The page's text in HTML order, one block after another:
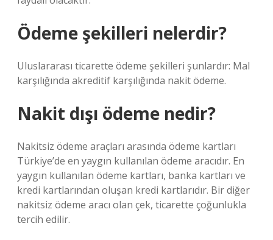
Ödeme şekilleri nelerdir?
Uluslararası ticarette ödeme şekilleri şunlardır: Mal
karşılığında akreditif karşılığında nakit ödeme.
Nakit dışı ödeme nedir?
Nakitsiz ödeme araçları arasında ödeme kartları
Türkiye’de en yaygın kullanılan ödeme aracıdır. En
yaygın kullanılan ödeme kartları, banka kartları ve
kredi kartlarından oluşan kredi kartlarıdır. Bir diğer
nakitsiz ödeme aracı olan çek, ticarette çoğunlukla
tercih edilir.